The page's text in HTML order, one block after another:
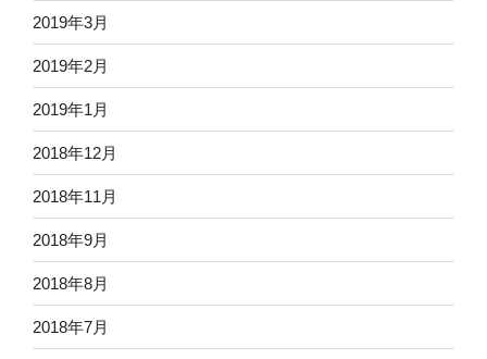
2019年3月
2019年2月
2019年1月
2018年12月
2018年11月
2018年9月
2018年8月
2018年7月